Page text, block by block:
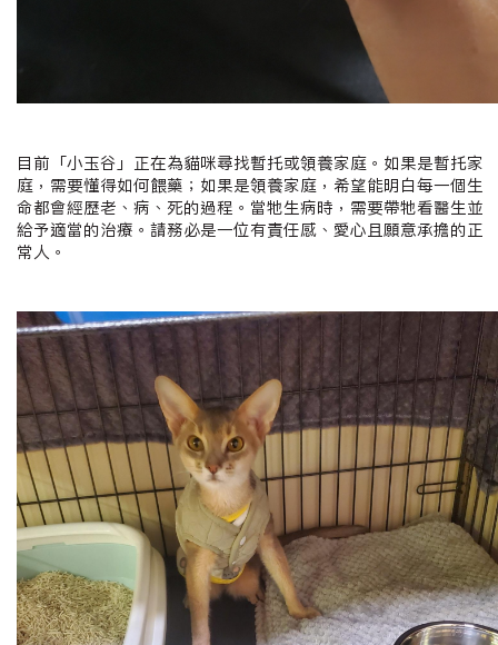
目前「小玉谷」正在為貓咪尋找暫托或領養家庭。如果是暫托家
庭，需要懂得如何餵藥；如果是領養家庭，希望能明白每一個生
命都會經歷老、病、死的過程。當牠生病時，需要帶牠看醫生並
給予適當的治療。請務必是一位有責任感、愛心且願意承擔的正
常人。